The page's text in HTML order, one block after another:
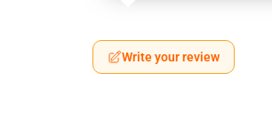
Write your review